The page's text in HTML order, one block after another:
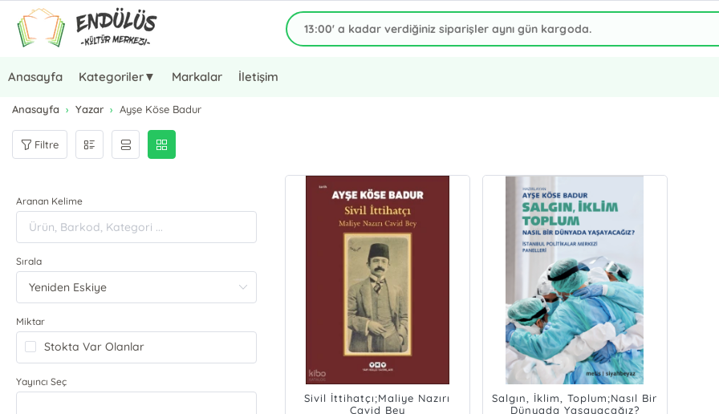
Anasayfa Kategoriler▼ Markalar İletişim
Anasayfa Yazar Ayşe Köse Badur
Filtre
Aranan Kelime
Sırala
Miktar
Stokta Var Olanlar
Yayıncı Seç
Sivil İttihatçı;Maliye Nazırı
Cavid Bey
Salgın, İklim, Toplum;Nasıl Bir
Dünyada Yaşayacağız?